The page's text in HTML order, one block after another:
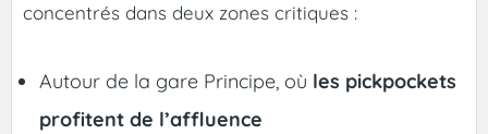
concentrés dans deux zones critiques :
Autour de la gare Principe, où les pickpockets
profitent de l’affluence